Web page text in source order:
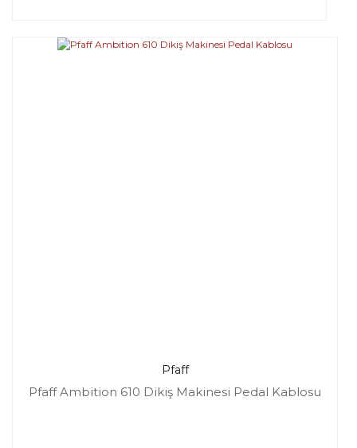
Pfaff
Pfaff Ambition 610 Dikiş Makinesi Pedal Kablosu